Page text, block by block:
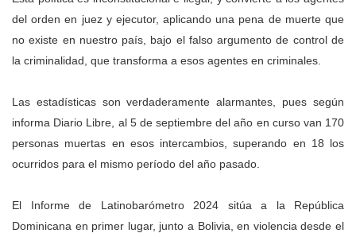
del orden en juez y ejecutor, aplicando una pena de muerte que
no existe en nuestro país, bajo el falso argumento de control de
la criminalidad, que transforma a esos agentes en criminales.
Las estadísticas son verdaderamente alarmantes, pues según
informa Diario Libre, al 5 de septiembre del año en curso van 170
personas muertas en esos intercambios, superando en 18 los
ocurridos para el mismo período del año pasado.
El Informe de Latinobarómetro 2024 sitúa a la República
Dominicana en primer lugar, junto a Bolivia, en violencia desde el